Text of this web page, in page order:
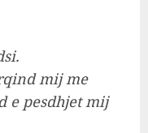
mij me
e pesdhjet mij